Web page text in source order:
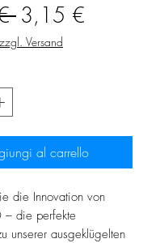
Prezzo
regolare
3,15 €
zzgl. Versand
al carrello
die Innovation von
– die perfekte
unserer ausgeklügelten